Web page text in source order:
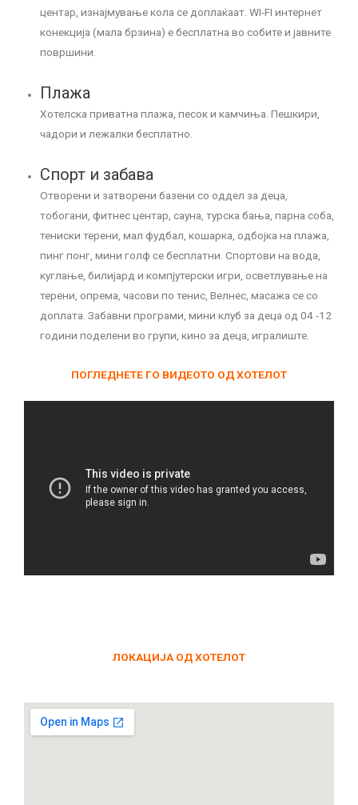
центар, изнајмување кола се доплаќаат. WI-FI интернет
конекција (мала брзина) е бесплатна во собите и јавните
површини.
Плажа
Хотелска приватна плажа, песок и камчиња. Пешкири,
чадори и лежалки бесплатно.
Спорт и забава
Отворени и затворени базени со оддел за деца,
тобогани, фитнес центар, сауна, турска бања, парна соба,
тениски терени, мал фудбал, кошарка, одбојка на плажа,
пинг понг, мини голф се бесплатни. Спортови на вода,
куглање, билијард и компјутерски игри, осветлување на
терени, опрема, часови по тенис, Велнес, масажа се со
доплата. Забавни програми, мини клуб за деца од 04 -12
години поделени во групи, кино за деца, игралиште.
ПОГЛЕДНЕТЕ ГО ВИДЕОТО ОД ХОТЕЛОТ
ЛОКАЦИЈА ОД ХОТЕЛОТ